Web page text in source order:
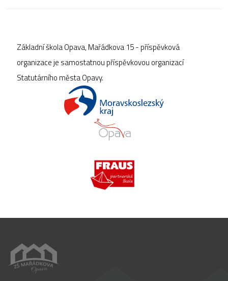
Základní škola Opava, Mařádkova 15 - příspěvková
organizace je samostatnou příspěvkovou organizací
Statutárního města Opavy.